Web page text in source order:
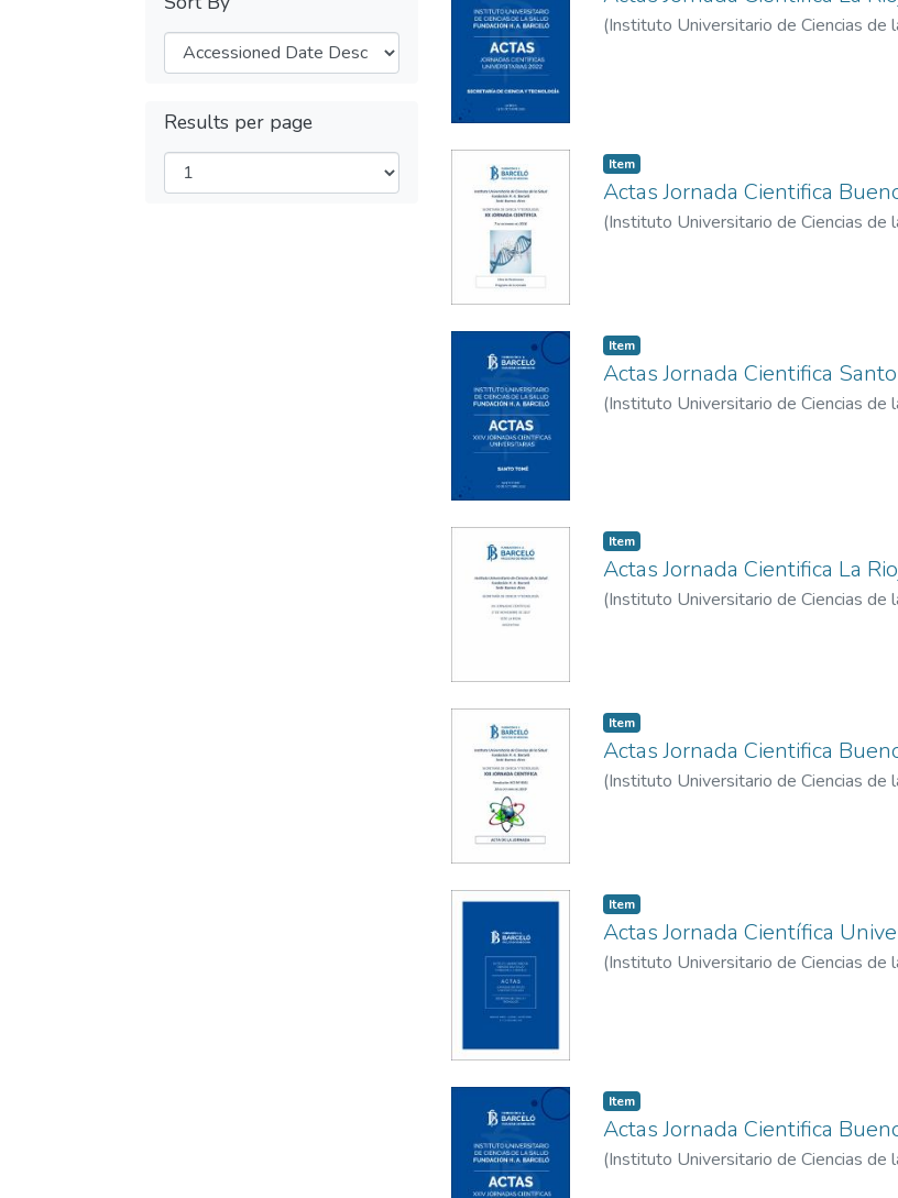
Results per page
(Instituto Universitario de Ciencias de
Item
Actas Jornada Cientifica
(Instituto Universitario de Ciencias de
Item
Actas Jornada Cientifica
(Instituto Universitario de Ciencias de
Item
Actas Jornada Cientifica La
(Instituto Universitario de Ciencias de
Item
Actas Jornada Cientifica
(Instituto Universitario de Ciencias de
Item
Actas Jornada Científica
(Instituto Universitario de Ciencias de
Item
Actas Jornada Cientifica
(Instituto Universitario de Ciencias de